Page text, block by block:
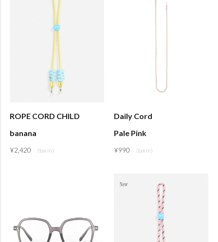
ROPE CORD CHILD
banana
¥2,420
Daily Cord
Pale Pink
¥990